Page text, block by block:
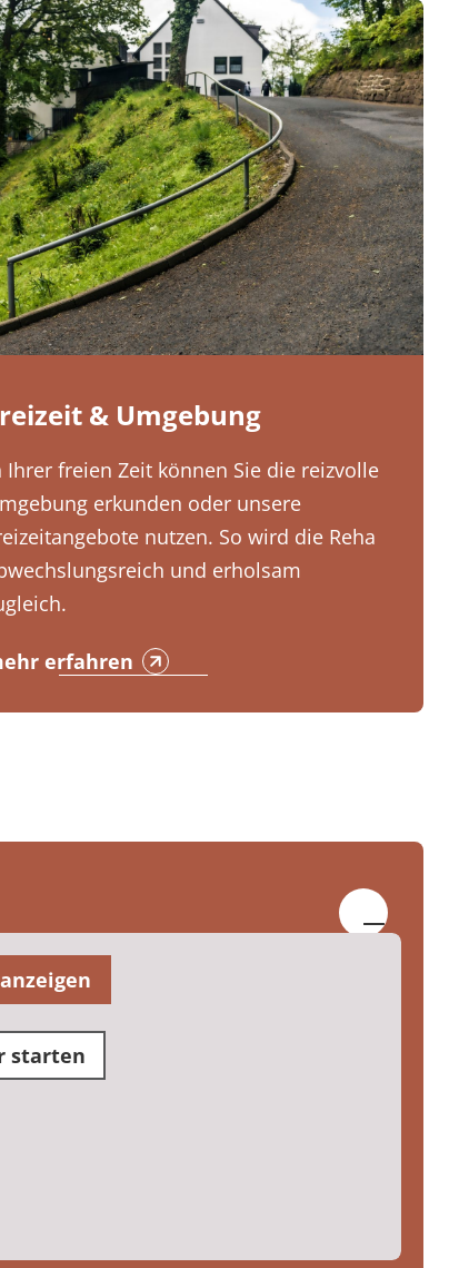
& Umgebung
Ihrer freien Zeit können Sie die reizvolle
erkunden oder unsere
nutzen. So wird die Reha
und erholsam
erfahren
starten